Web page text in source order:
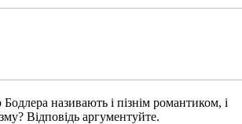
Бодлера називають і пізнім романтиком, і
Відповідь аргументуйте.